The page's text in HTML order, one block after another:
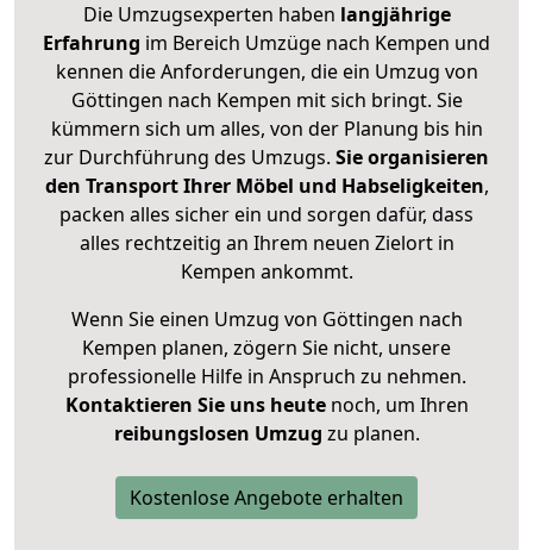
Die Umzugsexperten haben langjährige
Erfahrung im Bereich Umzüge nach Kempen und
kennen die Anforderungen, die ein Umzug von
Göttingen nach Kempen mit sich bringt. Sie
kümmern sich um alles, von der Planung bis hin
zur Durchführung des Umzugs. Sie organisieren
den Transport Ihrer Möbel und Habseligkeiten,
packen alles sicher ein und sorgen dafür, dass
alles rechtzeitig an Ihrem neuen Zielort in
Kempen ankommt.
Wenn Sie einen Umzug von Göttingen nach
Kempen planen, zögern Sie nicht, unsere
professionelle Hilfe in Anspruch zu nehmen.
Kontaktieren Sie uns heutenoch, um Ihren
reibungslosen Umzug zu planen.
Kostenlose Angebote erhalten